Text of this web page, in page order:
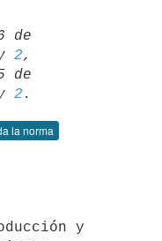
2,
2
la norma